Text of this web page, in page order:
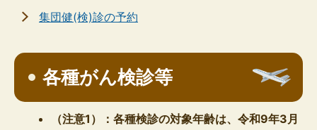
集団健(検)診の予約
各種がん検診等
（注意1）：各種検診の対象年齢は、令和9年3月